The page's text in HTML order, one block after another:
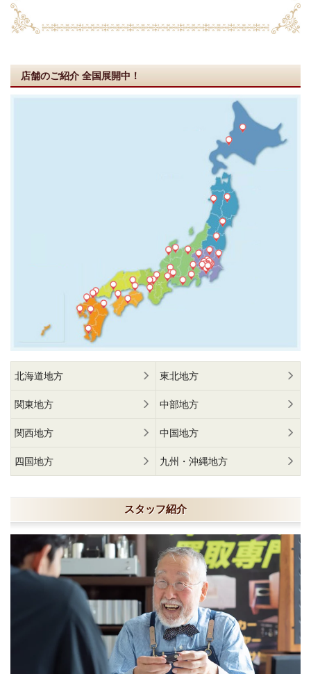
店舗のご紹介 全国展開中！
北海道地方 東北地方
関東地方 中部地方
関西地方 中国地方
四国地方 九州・沖縄地方
スタッフ紹介